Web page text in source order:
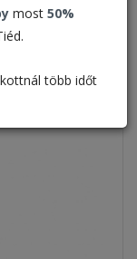
most 50%
több időt